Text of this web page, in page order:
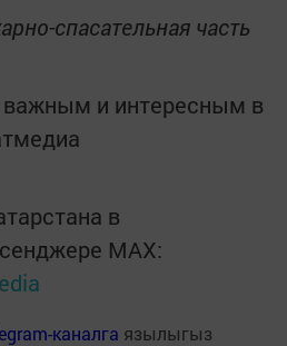
спасательная часть
и интересным в
в
MАХ:
каналга язылыгыз